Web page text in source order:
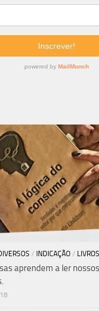
/ INDICAÇÃO / LIVROS
aprendem a ler